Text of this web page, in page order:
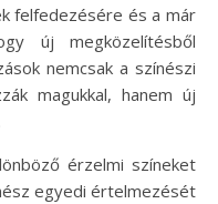
felfedezésére és a már
új megközelítésből
nemcsak a színészi
magukkal, hanem új
érzelmi színeket
egyedi értelmezését